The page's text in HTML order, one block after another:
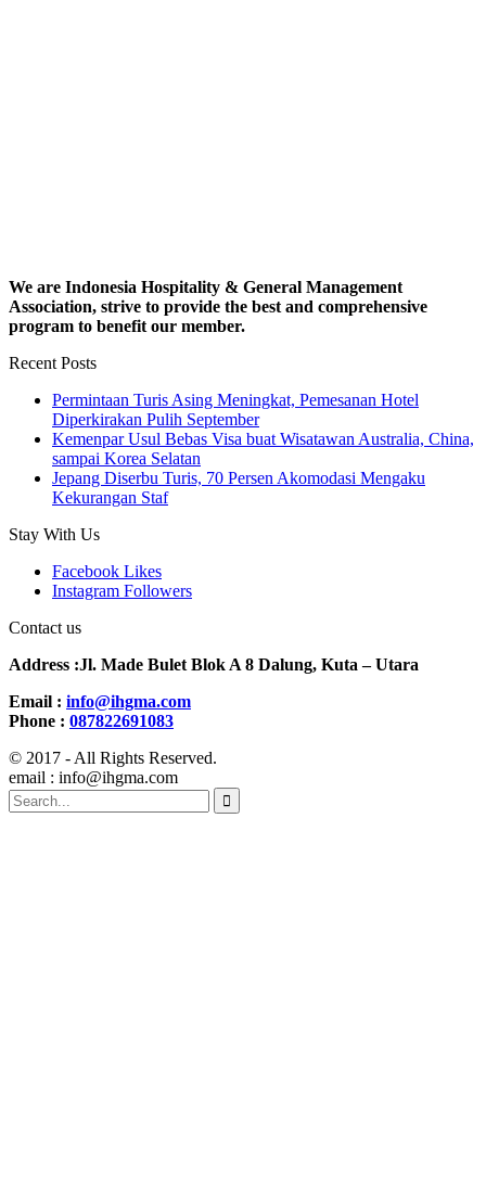
We are Indonesia Hospitality & General Management
Association, strive to provide the best and comprehensive
program to benefit our member.
Recent Posts
Permintaan Turis Asing Meningkat, Pemesanan Hotel
Diperkirakan Pulih September
Kemenpar Usul Bebas Visa buat Wisatawan Australia, China,
sampai Korea Selatan
Jepang Diserbu Turis, 70 Persen Akomodasi Mengaku
Kekurangan Staf
Stay With Us
Facebook Likes
Instagram Followers
Contact us
Address :Jl. Made Bulet Blok A 8 Dalung, Kuta – Utara
Email : info@ihgma.com
Phone : 087822691083
© 2017 - All Rights Reserved.
email : info@ihgma.com